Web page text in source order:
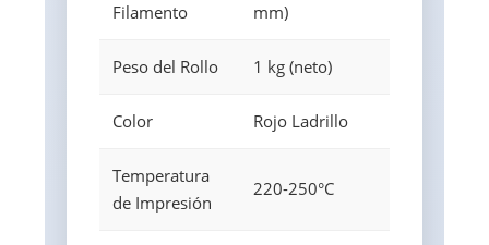
Filamento
mm)
Peso del Rollo 1 kg (neto)
Color Rojo Ladrillo
Temperatura
de Impresión
220-250°C